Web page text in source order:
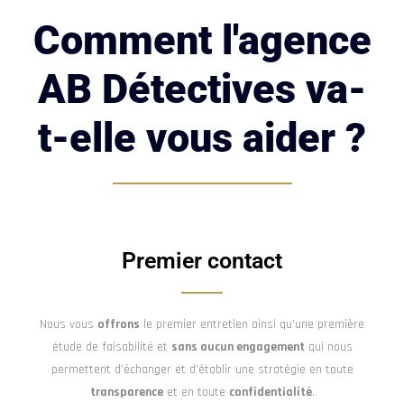
Comment l'agence
AB Détectives va-
t-elle vous aider ?
Premier contact
Nous vous offrons le premier entretien ainsi qu’une première
étude de faisabilité et sans aucun engagementqui nous
permettent d’échanger et d’établir une stratégie en toute
transparenceet en toute confidentialité.